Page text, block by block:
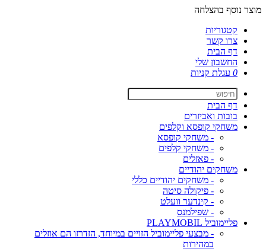
מוצר נוסף בהצלחה
קטגוריות
צרו קשר
דף הבית
החשבון שלי
0 עגלת קניות
דף הבית
בובות ואביזרים
משחקי קופסא וקלפים
- משחקי קופסא
- משחקי קלפים
- פאזלים
משחקים יהודיים
- משחקים יהודיים כללי
- פיקולה סיטה
- קינדער וועלט
- שפילמנס
פליימוביל PLAYMOBIL
- מבצעי פליימוביל הזויים במיוחד, הזדרזו הם אוזלים
במהירות